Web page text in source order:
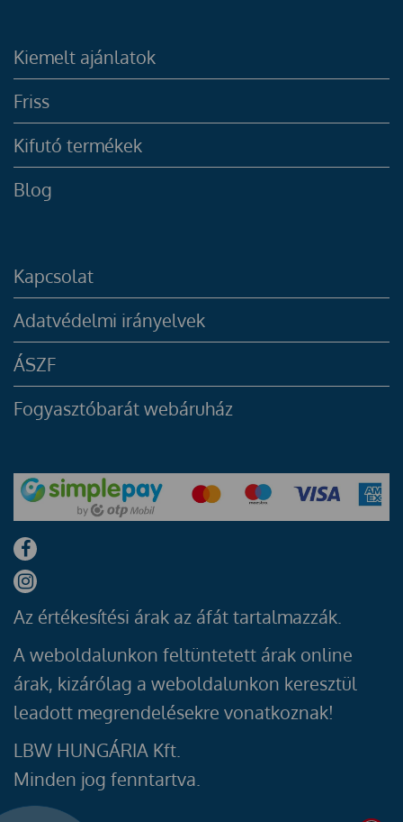
Kiemelt ajánlatok
Friss
Kifutó termékek
Blog
Kapcsolat
Adatvédelmi irányelvek
ÁSZF
Fogyasztóbarát webáruház
Az értékesítési árak az áfát tartalmazzák.
A weboldalunkon feltüntetett árak online
árak, kizárólag a weboldalunkon keresztül
leadott megrendelésekre vonatkoznak!
LBW HUNGÁRIA Kft.
Minden jog fenntartva.